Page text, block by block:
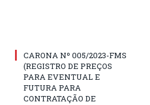
CARONA Nº 005/2023-FMS
(REGISTRO DE PREÇOS
PARA EVENTUAL E
FUTURA PARA
CONTRATAÇÃO DE